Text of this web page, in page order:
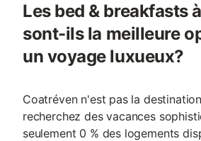
Les bed & breakfasts
sont-ils la meilleure
un voyage luxueux?
Coatréven n'est pas la
recherchez des vacances
seulement 0 % des logements